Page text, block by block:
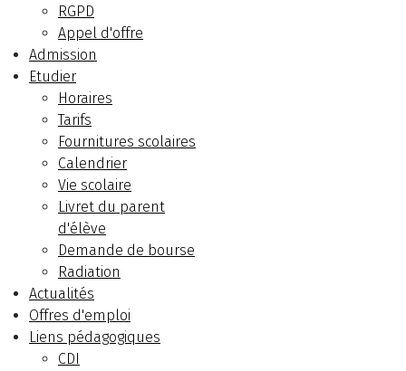
RGPD
Appel d'offre
Admission
Etudier
Horaires
Tarifs
Fournitures scolaires
Calendrier
Vie scolaire
Livret du parent
d'élève
Demande de bourse
Radiation
Actualités
Offres d'emploi
Liens pédagogiques
CDI